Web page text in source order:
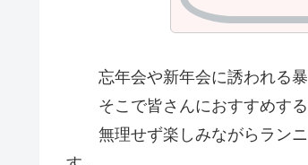
忘年会や新年会に誘われる暴
そこで皆さんにおすすめする
無理せず楽しみながらランニ